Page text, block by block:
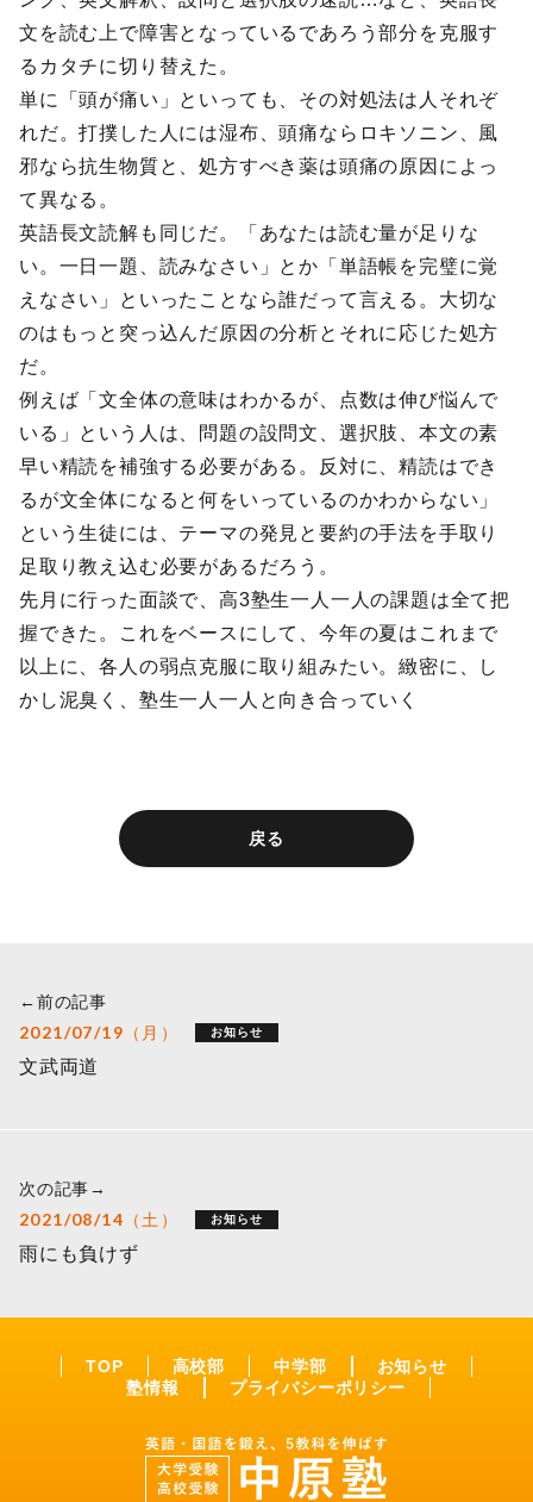
文を読む上で障害となっているであろう部分を克服す
るカタチに切り替えた。
単に「頭が痛い」といっても、その対処法は人それぞ
れだ。打撲した人には湿布、頭痛ならロキソニン、風
邪なら抗生物質と、処方すべき薬は頭痛の原因によっ
て異なる。
英語長文読解も同じだ。「あなたは読む量が足りな
い。一日一題、読みなさい」とか「単語帳を完璧に覚
えなさい」といったことなら誰だって言える。大切な
のはもっと突っ込んだ原因の分析とそれに応じた処方
だ。
例えば「文全体の意味はわかるが、点数は伸び悩んで
いる」という人は、問題の設問文、選択肢、本文の素
早い精読を補強する必要がある。反対に、精読はでき
るが文全体になると何をいっているのかわからない」
という生徒には、テーマの発見と要約の手法を手取り
足取り教え込む必要があるだろう。
先月に行った面談で、高3塾生一人一人の課題は全て把
握できた。これをベースにして、今年の夏はこれまで
以上に、各人の弱点克服に取り組みたい。緻密に、し
かし泥臭く、塾生一人一人と向き合っていく
戻る
←前の記事
2021/07/19（月） お知らせ
文武両道
次の記事→
2021/08/14（土） お知らせ
雨にも負けず
TOP 高校部 中学部
お知らせ
塾情報
プライバシーポリシー